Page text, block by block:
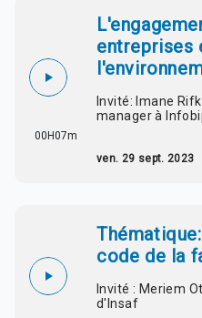
00H07m
entreprises
Invité: Imane
manager à
ven. 29 sept. 2023
code de la
Invité : Meriem
d'Insaf